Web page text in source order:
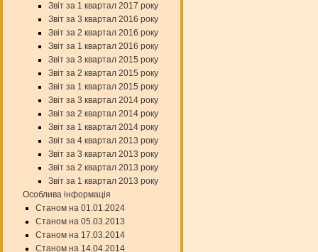
Звіт за 1 квартал 2017 року
Звіт за 3 квартал 2016 року
Звіт за 2 квартал 2016 року
Звіт за 1 квартал 2016 року
Звіт за 3 квартал 2015 року
Звіт за 2 квартал 2015 року
Звіт за 1 квартал 2015 року
Звіт за 3 квартал 2014 року
Звіт за 2 квартал 2014 року
Звіт за 1 квартал 2014 року
Звіт за 4 квартал 2013 року
Звіт за 3 квартал 2013 року
Звіт за 2 квартал 2013 року
Звіт за 1 квартал 2013 року
Особлива інформація
Станом на 01.01.2024
Станом на 05.03.2013
Станом на 17.03.2014
Станом на 14.04.2014